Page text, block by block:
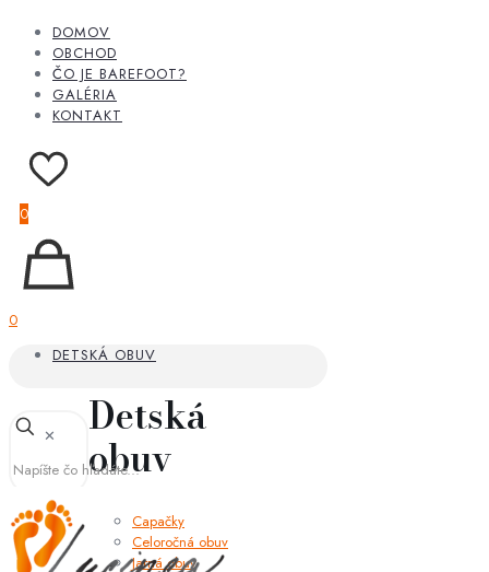
DOMOV
OBCHOD
ČO JE BAREFOOT?
GALÉRIA
KONTAKT
0
0
DETSKÁ OBUV
Detská
obuv
Capačky
Celoročná obuv
Jarná obuv
✕